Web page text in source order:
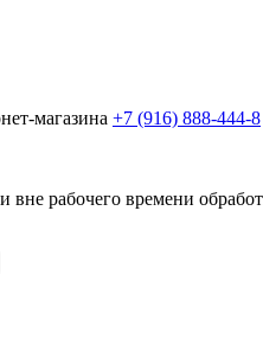
магазина +7 (916) 888-444-8
рабочего времени